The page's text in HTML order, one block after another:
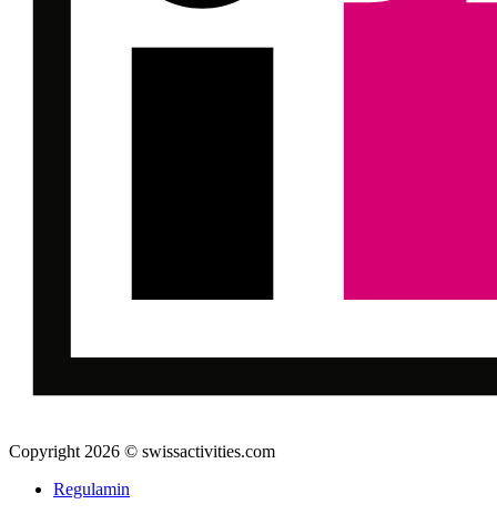
Copyright 2026 © swissactivities.com
Regulamin